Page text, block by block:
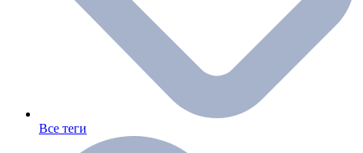
Все теги